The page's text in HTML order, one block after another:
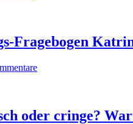
Fragebogen
oder cringe?